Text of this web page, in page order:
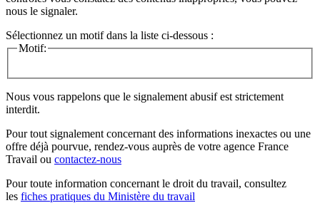
nous le signaler.
Sélectionnez un motif dans la liste ci-dessous :
Motif:
Nous vous rappelons que le signalement abusif est strictement
interdit.
Pour tout signalement concernant des informations inexactes ou une
offre déjà pourvue, rendez-vous auprès de votre agence France
Travail ou contactez-nous
Pour toute information concernant le droit du travail, consultez
les fiches pratiques du Ministère du travail